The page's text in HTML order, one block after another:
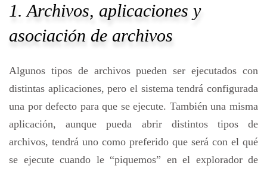
1. Archivos, aplicaciones y
asociación de archivos
Algunos tipos de archivos pueden ser ejecutados con
distintas aplicaciones, pero el sistema tendrá configurada
una por defecto para que se ejecute. También una misma
aplicación, aunque pueda abrir distintos tipos de
archivos, tendrá uno como preferido que será con el qué
se ejecute cuando le “piquemos” en el explorador de